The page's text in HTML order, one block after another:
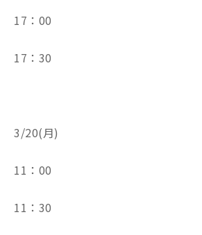
17：00
17：30
3/20(月)
11：00
11：30